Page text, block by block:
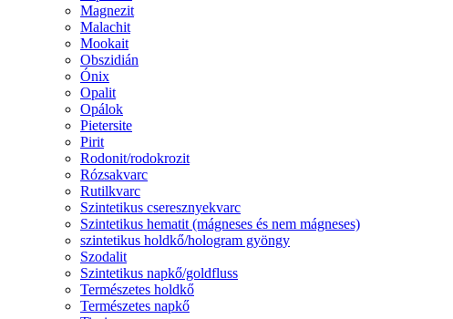
Magnezit
Malachit
Mookait
Obszidián
Ónix
Opalit
Opálok
Pietersite
Pirit
Rodonit/rodokrozit
Rózsakvarc
Rutilkvarc
Szintetikus cseresznyekvarc
Szintetikus hematit (mágneses és nem mágneses)
szintetikus holdkő/hologram gyöngy
Szodalit
Szintetikus napkő/goldfluss
Természetes holdkő
Természetes napkő